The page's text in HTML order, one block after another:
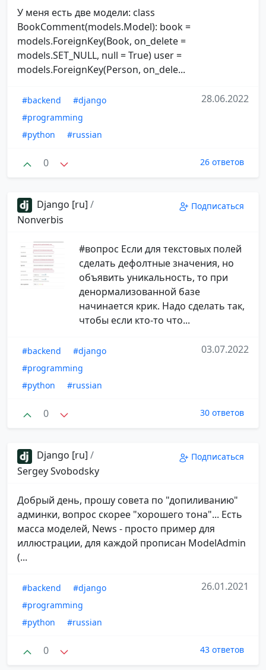
У меня есть две модели: class
BookComment(models.Model): book =
models.ForeignKey(Book, on_delete =
models.SET_NULL, null = True) user =
models.ForeignKey(Person, on_dele...
#backend
#django
#programming
#python
#russian
28.06.2022
0 26 ответов
Django [ru] /
Nonverbis
Подписаться
#вопрос Если для текстовых полей
сделать дефолтные значения, но
объявить уникальность, то при
денормализованной базе
начинается крик. Надо сделать так,
чтобы если кто-то что...
#backend
#django
#programming
#python
#russian
03.07.2022
0 30 ответов
Django [ru] /
Sergey Svobodsky
Подписаться
Добрый день, прошу совета по "допиливанию"
админки, вопрос скорее "хорошего тона"... Есть
масса моделей, News - просто пример для
иллюстрации, для каждой прописан ModelAdmin
(...
#backend
#django
#programming
#python
#russian
26.01.2021
0 43 ответов